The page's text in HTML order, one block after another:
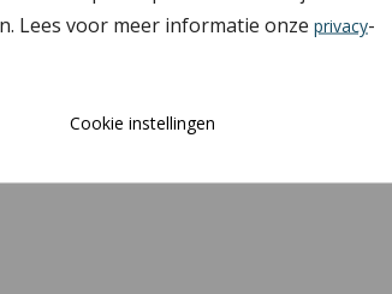
Lees voor meer informatie onze privacy-
Cookie instellingen